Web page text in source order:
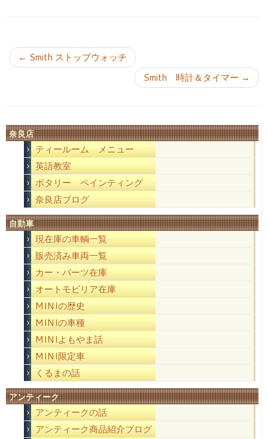
← Smith ストップウォッチ
Smith 時計＆タイマー →
奈良店
ティールーム メニュー
英語教室
ポタリー ペインティング
奈良店ブログ
自動車
現在庫の車輌一覧
販売済み車両一覧
カー・パーツ在庫
オートモビリア在庫
MINIの歴史
MINIの車種
MINIよもやま話
MINI限定車
くるまの話
アンティーク
アンティークの話
アンティーク商品紹介ブログ